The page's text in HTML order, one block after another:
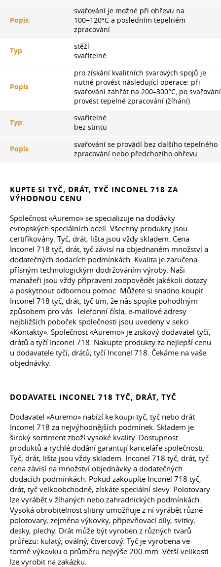
Popis:
svařování je možné při ohřevu na
100−120°С a posledním tepelném
zpracování
Typ:
stěží
svařitelné
Popis:
pro získání kvalitních svarových spojů je
nutné provést následující operace: při
svařování zahřát na 200–300°C, po svařování
provést tepelné zpracování (žíhání)
Typ:
svařitelné
bez stintu
Popis:
svařování se provádí bez dalšího tepelného
zpracování nebo předchozího ohřevu
KUPTE SI TYČ, DRÁT, TYČ INCONEL 718 ZA
VÝHODNOU CENU
Společnost «Auremo» se specializuje na dodávky
evropských speciálních ocelí. Všechny produkty jsou
certifikovány. Tyč, drát, lišta jsou vždy skladem. Cena
Inconel 718 tyč, drát, tyč závisí na objednaném množství a
dodatečných dodacích podmínkách. Kvalita je zaručena
přísným technologickým dodržováním výroby. Naši
manažeři jsou vždy připraveni zodpovědět jakékoli dotazy
a poskytnout odbornou pomoc. Můžete si snadno koupit
Inconel 718 tyč, drát, tyč tím, že nás spojíte pohodlným
způsobem pro vás. Telefonní čísla, e-mailové adresy
nejbližších poboček společnosti jsou uvedeny v sekci
«Kontakty». Společnost «Auremo» je ziskový dodavatel tyčí,
drátů a tyčí Inconel 718. Nakupte produkty za nejlepší cenu
u dodavatele tyčí, drátů, tyčí Inconel 718. Čekáme na vaše
objednávky.
DODAVATEL INCONEL 718 TYČ, DRÁT, TYČ
Dodavatel «Auremo» nabízí ke koupi tyč, tyč nebo drát
Inconel 718 za nejvýhodnějších podmínek. Skladem je
široký sortiment zboží vysoké kvality. Dostupnost
produktů a rychlé dodání garantují kanceláře společnosti.
Tyč, drát, lišta jsou vždy skladem. Inconel 718 tyč, drát, tyč
cena závisí na množství objednávky a dodatečných
dodacích podmínkách. Pokud zakoupíte Inconel 718 tyč,
drát, tyč velkoobchodně, získáte speciální slevy. Polotovary
lze vyrábět v žíhaných nebo zahradnických podmínkách.
Vysoká obrobitelnost slitiny umožňuje z ní vyrábět různé
polotovary, zejména výkovky, připevňovací díly, svitky,
desky, plechy. Drát může být vyroben z různých tvarů
průřezu: kulatý, oválný, čtvercový. Tyč je vyrobena ve
formě výkovku o průměru nejvýše 200 mm. Větší velikosti
lze vyrobit na zakázku.